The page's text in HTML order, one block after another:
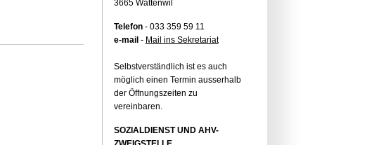
3665 Wattenwil
Telefon- 033 359 59 11
e-mail - Mail ins Sekretariat
Selbstverständlich ist es auch
möglich einen Termin ausserhalb
der Öffnungszeiten zu
vereinbaren.
SOZIALDIENST UND AHV-